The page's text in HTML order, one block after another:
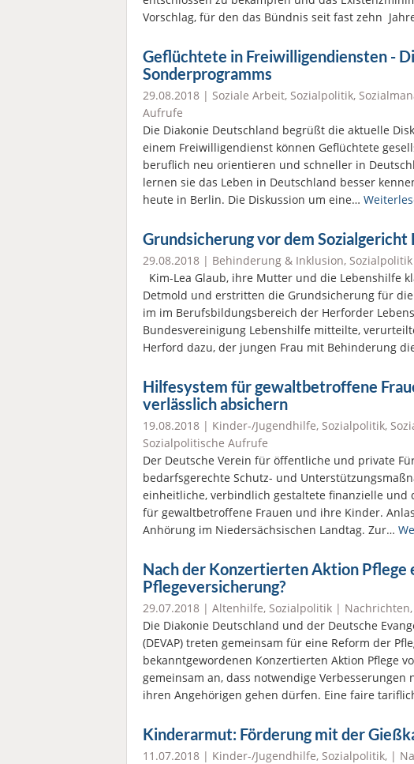
Vorschlag, für den das Bündnis seit fast zehn
Geflüchtete in Freiwilligendiensten -
Sonderprogramms
29.08.2018 | Soziale Arbeit, Sozialpolitik,
Aufrufe
Die Diakonie Deutschland begrüßt die aktuelle
einem Freiwilligendienst können Geflüchtete
beruflich neu orientieren und schneller in
lernen sie das Leben in Deutschland besser
heute in Berlin. Die Diskussion um eine…
Grundsicherung vor dem
29.08.2018 | Behinderung & Inklusion, Sozialpolitik
Kim-Lea Glaub, ihre Mutter und die Lebenshilfe
Detmold und erstritten die Grundsicherung für
im im Berufsbildungsbereich der Herforder
Bundesvereinigung Lebenshilfe mitteilte,
Herford dazu, der jungen Frau mit Behinderung
Hilfesystem für gewaltbetroffene
verlässlich absichern
19.08.2018 | Kinder-/Jugendhilfe, Sozialpolitik,
Sozialpolitische Aufrufe
Der Deutsche Verein für öffentliche und private
bedarfsgerechte Schutz- und
einheitliche, verbindlich gestaltete finanzielle und
für gewaltbetroffene Frauen und ihre Kinder.
Anhörung im Niedersächsischen Landtag. Zur…
Nach der Konzertierten Aktion Pflege
Pflegeversicherung?
29.07.2018 | Altenhilfe, Sozialpolitik | Nachrichten,
Die Diakonie Deutschland und der Deutsche
(DEVAP) treten gemeinsam für eine Reform der
bekanntgewordenen Konzertierten Aktion Pflege
gemeinsam an, dass notwendige
ihren Angehörigen gehen dürfen. Eine faire
Kinderarmut: Förderung mit der
11.07.2018 | Kinder-/Jugendhilfe, Sozialpolitik, |